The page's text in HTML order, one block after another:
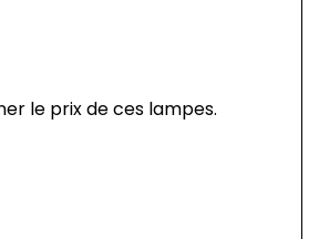
le prix de ces lampes.